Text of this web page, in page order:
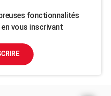
fonctionnalités
vous inscrivant